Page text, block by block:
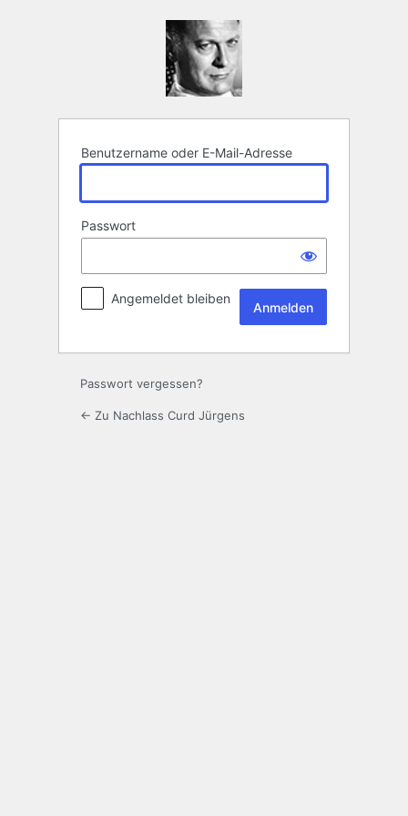
Benutzername oder E-Mail-Adresse
Passwort
Angemeldet bleiben
Passwort vergessen?
← Zu Nachlass Curd Jürgens